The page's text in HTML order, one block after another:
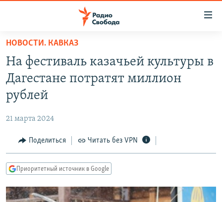
упрощенного
доступа
Вернуться
основному
Вернутся
Вернутся
поиску
ПРОГРАММЫ
ПОДКАСТЫ
АВТОРСКИЕ ПРОЕКТЫ
МНЕНИЯ
КУЛЬТУРА
КАВКАЗ.РЕАЛИИ
СЕВЕР.РЕАЛИИ
НОВОСТИ. КАВКАЗ
На фестиваль казачьей культуры в
Дагестане потратят миллион
рублей
21 марта 2024
Поделиться Читать без VPN
Приоритетный источник в Google